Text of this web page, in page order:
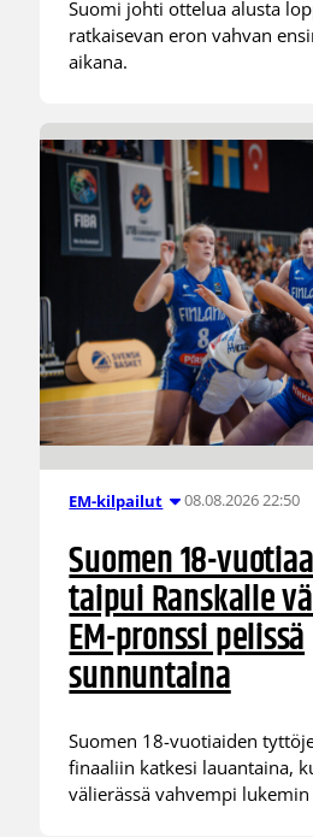
Suomi johti ottelua alusta
ratkaisevan eron vahvan
aikana.
EM-kilpailut 08.08.2026 22:50
Suomen 18-
taipui Ranskalle
EM-pronssi pelissä
sunnuntaina
Suomen 18-vuotiaiden
finaaliin katkesi lauantaina,
välierässä vahvempi